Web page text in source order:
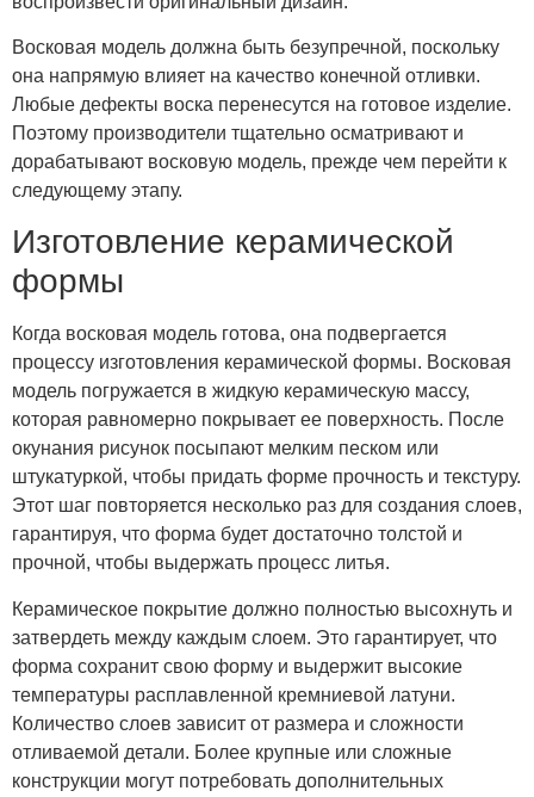
Восковая модель должна быть безупречной, поскольку
она напрямую влияет на качество конечной отливки.
Любые дефекты воска перенесутся на готовое изделие.
Поэтому производители тщательно осматривают и
дорабатывают восковую модель, прежде чем перейти к
следующему этапу.
Изготовление керамической
формы
Когда восковая модель готова, она подвергается
процессу изготовления керамической формы. Восковая
модель погружается в жидкую керамическую массу,
которая равномерно покрывает ее поверхность. После
окунания рисунок посыпают мелким песком или
штукатуркой, чтобы придать форме прочность и текстуру.
Этот шаг повторяется несколько раз для создания слоев,
гарантируя, что форма будет достаточно толстой и
прочной, чтобы выдержать процесс литья.
Керамическое покрытие должно полностью высохнуть и
затвердеть между каждым слоем. Это гарантирует, что
форма сохранит свою форму и выдержит высокие
температуры расплавленной кремниевой латуни.
Количество слоев зависит от размера и сложности
отливаемой детали. Более крупные или сложные
конструкции могут потребовать дополнительных